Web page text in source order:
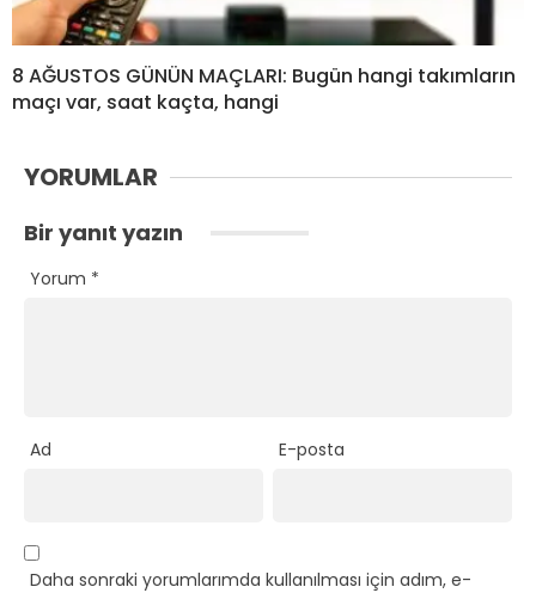
8 AĞUSTOS GÜNÜN MAÇLARI: Bugün hangi takımların
maçı var, saat kaçta, hangi
YORUMLAR
Bir yanıt yazın
Yorum *
Ad E-posta
Daha sonraki yorumlarımda kullanılması için adım, e-